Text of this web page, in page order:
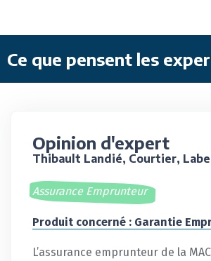
Ce que pensent les
Opinion d'expert
Thibault Landié, Courtier,
Assurance Emprunteur
Produit concerné : Garantie
L’assurance emprunteur de la